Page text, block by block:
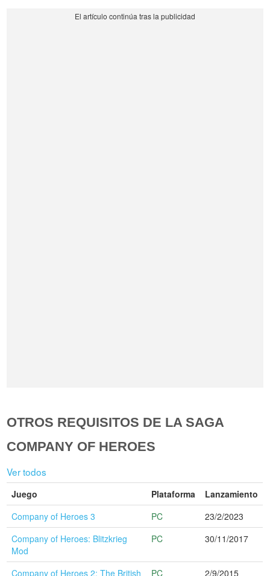
OTROS REQUISITOS DE LA SAGA
COMPANY OF HEROES
Ver todos
Juego Plataforma
Lanzamiento
Company of Heroes 3
PC
23/2/2023
Company of Heroes: Blitzkrieg
Mod
PC 30/11/2017
Company of Heroes 2: The British PC 2/9/2015